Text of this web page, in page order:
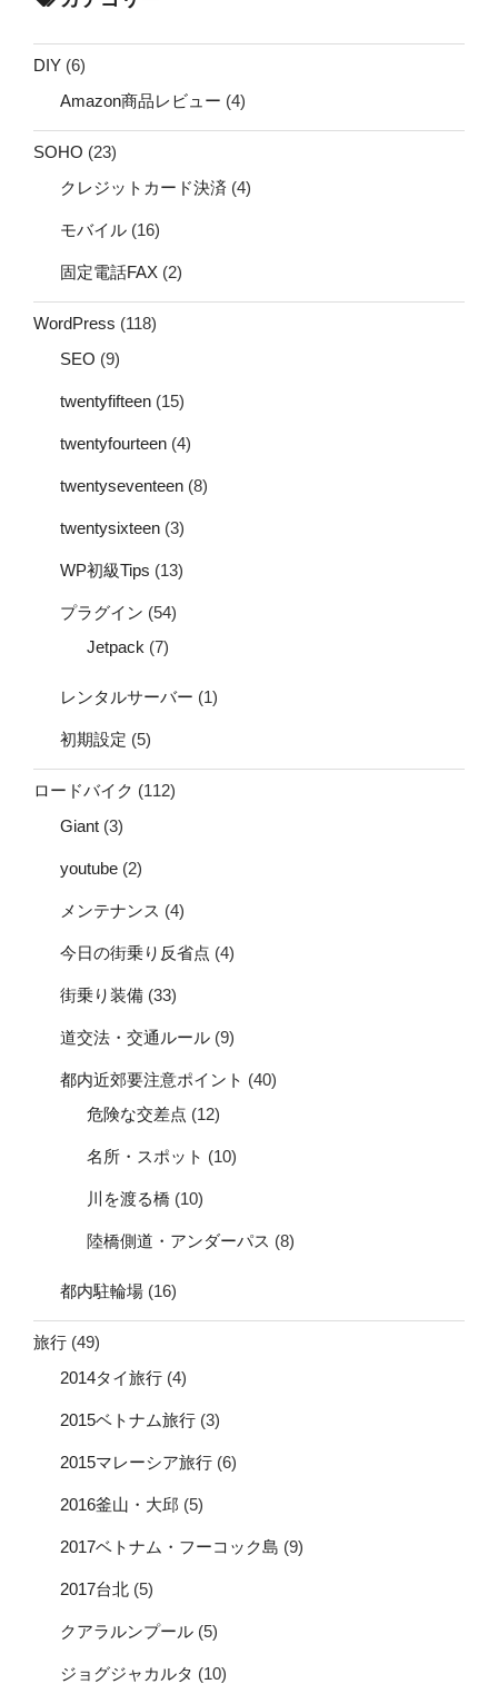
DIY (6)
Amazon商品レビュー (4)
SOHO (23)
クレジットカード決済 (4)
モバイル (16)
固定電話FAX (2)
WordPress (118)
SEO (9)
twentyfifteen (15)
twentyfourteen (4)
twentyseventeen (8)
twentysixteen (3)
WP初級Tips (13)
プラグイン (54)
Jetpack (7)
レンタルサーバー (1)
初期設定 (5)
ロードバイク (112)
Giant (3)
youtube (2)
メンテナンス (4)
今日の街乗り反省点 (4)
街乗り装備 (33)
道交法・交通ルール (9)
都内近郊要注意ポイント (40)
危険な交差点 (12)
名所・スポット (10)
川を渡る橋 (10)
陸橋側道・アンダーパス (8)
都内駐輪場 (16)
旅行 (49)
2014タイ旅行 (4)
2015ベトナム旅行 (3)
2015マレーシア旅行 (6)
2016釜山・大邱 (5)
2017ベトナム・フーコック島 (9)
2017台北 (5)
クアラルンプール (5)
ジョグジャカルタ (10)